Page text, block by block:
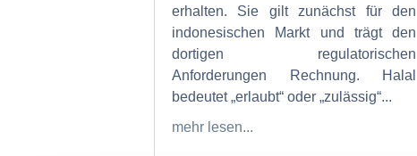
erhalten. Sie gilt zunächst für den
indonesischen Markt und trägt den
dortigen regulatorischen
Anforderungen Rechnung. Halal
bedeutet „erlaubt“ oder „zulässig“...
mehr lesen...